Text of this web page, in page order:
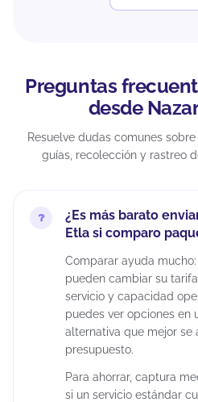
Preguntas
desde
Resuelve dudas comunes
guías, recolección y rastreo
¿Es más barato
Etla si comparo
Comparar ayuda
pueden cambiar su
servicio y capacidad
puedes ver opciones en
alternativa que mejor se
presupuesto.
Para ahorrar, captura
si un servicio estándar